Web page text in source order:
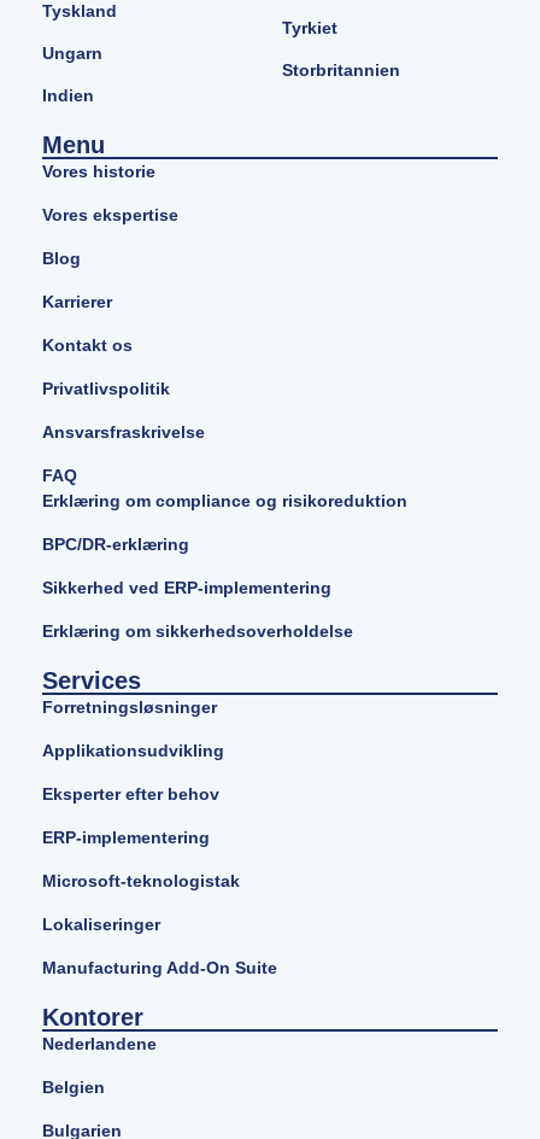
Tyskland
Ungarn
Indien
Tyrkiet
Storbritannien
Menu
Vores historie
Vores ekspertise
Blog
Karrierer
Kontakt os
Privatlivspolitik
Ansvarsfraskrivelse
FAQ
Erklæring om compliance og risikoreduktion
BPC/DR-erklæring
Sikkerhed ved ERP-implementering
Erklæring om sikkerhedsoverholdelse
Services
Forretningsløsninger
Applikationsudvikling
Eksperter efter behov
ERP-implementering
Microsoft-teknologistak
Lokaliseringer
Manufacturing Add-On Suite
Kontorer
Nederlandene
Belgien
Bulgarien